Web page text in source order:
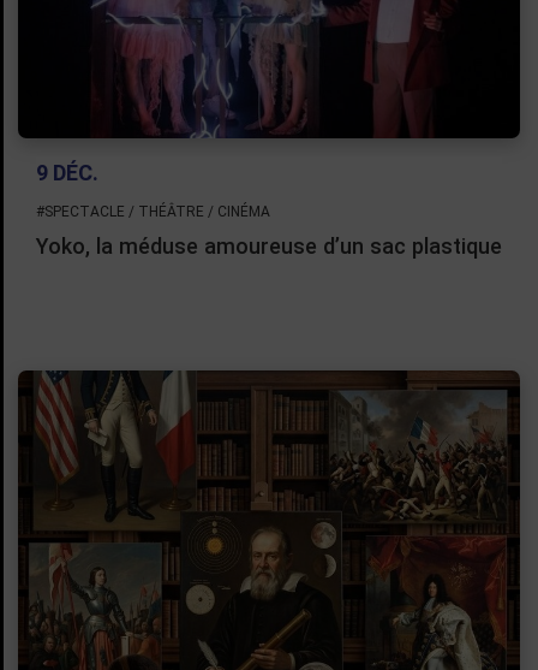
9 DÉC.
#SPECTACLE / THÉÂTRE / CINÉMA
Yoko, la méduse amoureuse d’un sac plastique